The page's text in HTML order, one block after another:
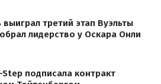
выиграл третий этап Вуэльты
лидерство у Оскара Онли
подписала контракт